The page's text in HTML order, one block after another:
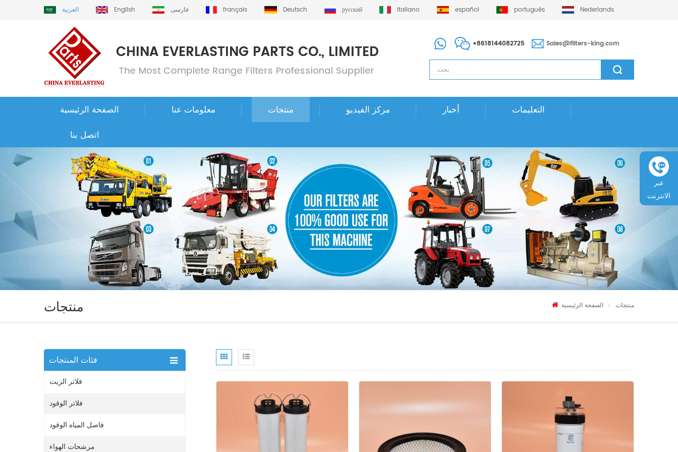
العربية English فارسی français Deutsch русский italiano español português Nederlands
+8618144082725 Sales@filters-king.com
الصفحة الرئيسية معلومات عنا منتجات مركز الفيديو أخبار
التعليمات
اتصل بنا
منتجات الصفحة الرئيسية منتجات
فئات المنتجات
فلاتر الزيت
فلاتر الوقود
فاصل المياه الوقود
مرشحات الهواء
عبر
الانترنت